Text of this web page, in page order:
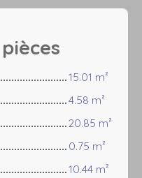
pièces
15.01 m²
4.58 m²
20.85 m²
0.75 m²
10.44 m²